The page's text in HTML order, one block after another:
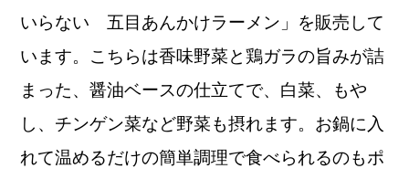
いらない 五目あんかけラーメン」を販売して
います。こちらは香味野菜と鶏ガラの旨みが詰
まった、醤油ベースの仕立てで、白菜、もや
し、チンゲン菜など野菜も摂れます。お鍋に入
れて温めるだけの簡単調理で食べられるのもポ